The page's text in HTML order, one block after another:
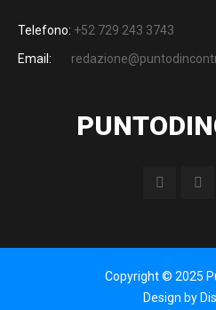
Telefono: +52 729 243 3743
Email:
Copyright © 2025
Design by